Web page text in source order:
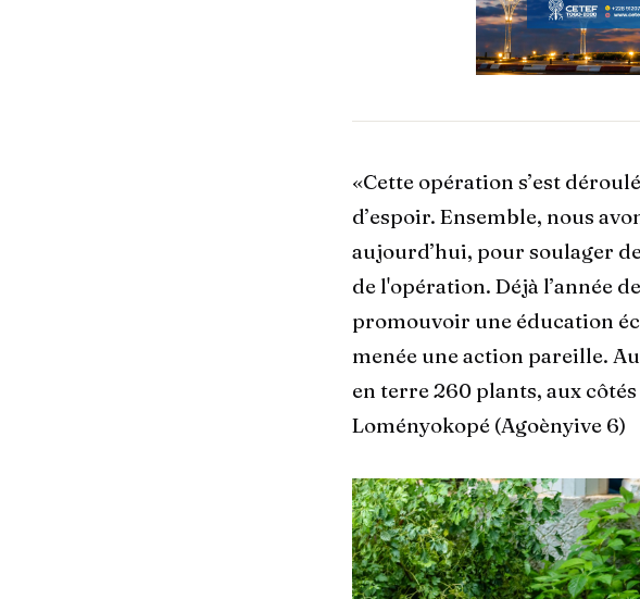
«Cette opération s’est
d’espoir. Ensemble, nous
aujourd’hui, pour soulager
de l'opération. Déjà l’année
promouvoir une éducation
menée une action pareille.
en terre 260 plants, aux
Loményokopé (Agoènyive 6)